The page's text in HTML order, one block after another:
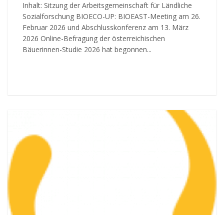
Inhalt: Sitzung der Arbeitsgemeinschaft für Ländliche
Sozialforschung BIOECO-UP: BIOEAST-Meeting am 26.
Februar 2026 und Abschlusskonferenz am 13. März
2026 Online-Befragung der österreichischen
Bäuerinnen-Studie 2026 hat begonnen...